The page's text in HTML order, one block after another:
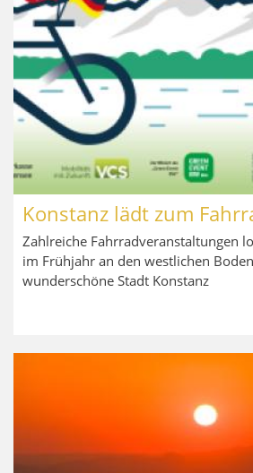
Konstanz lädt zum
Zahlreiche Fahrradveranstaltungen
im Frühjahr an den westlichen
wunderschöne Stadt Konstanz